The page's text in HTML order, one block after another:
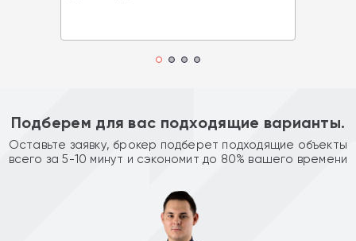
Подберем для вас подходящие варианты.
Оставьте заявку, брокер подберет подходящие объекты
всего за 5-10 минут и сэкономит до 80% вашего времени